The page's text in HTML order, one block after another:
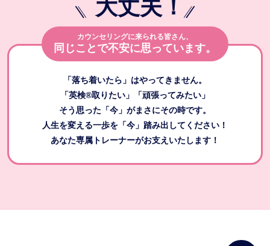
大丈夫 ！
カウンセリングに来られる皆さん、
同じことで不安に思っています。
「落ち着いたら」はやってきません。
「英検®取りたい」「頑張ってみたい」
そう思った「今」がまさにその時です。
人生を変える一歩を「今」踏み出してください！
あなた専属トレーナーがお支えいたします！